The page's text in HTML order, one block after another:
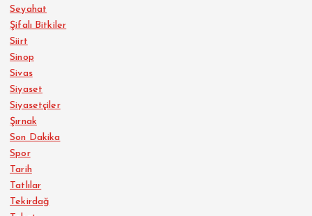
Seyahat
Şifalı Bitkiler
Siirt
Sinop
Sivas
Siyaset
Siyasetçiler
Şırnak
Son Dakika
Spor
Tarih
Tatlılar
Tekirdağ